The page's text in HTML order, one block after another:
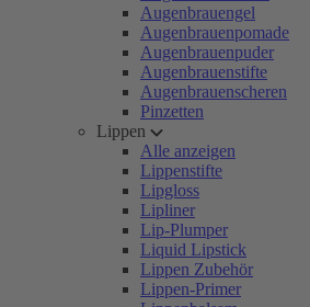
Augenbrauengel
Augenbrauenpomade
Augenbrauenpuder
Augenbrauenstifte
Augenbrauenscheren
Pinzetten
Lippen
Alle anzeigen
Lippenstifte
Lipgloss
Lipliner
Lip-Plumper
Liquid Lipstick
Lippen Zubehör
Lippen-Primer